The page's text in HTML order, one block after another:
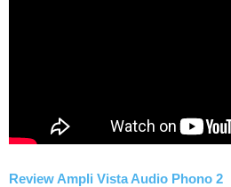
Review Ampli Vista Audio Phono 2